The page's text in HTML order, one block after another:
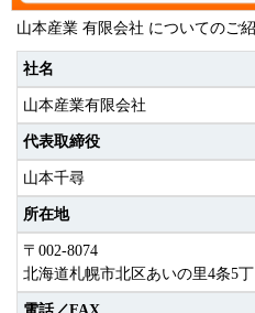
山本産業 有限会社 についてのご紹
社名
山本産業有限会社
代表取締役
山本千尋
所在地
〒002-8074
北海道札幌市北区あいの里4条5丁